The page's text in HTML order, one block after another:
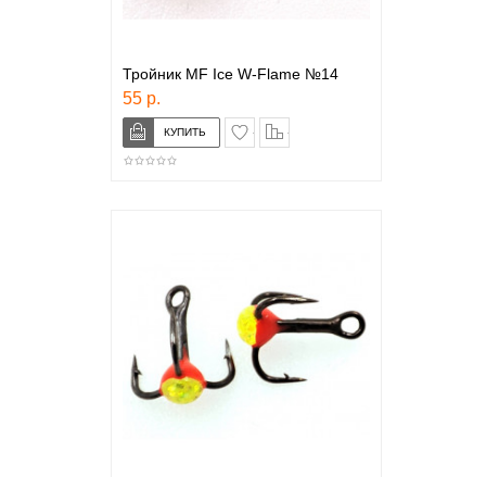
Тройник MF Ice W-Flame №14
55 р.
в закладки